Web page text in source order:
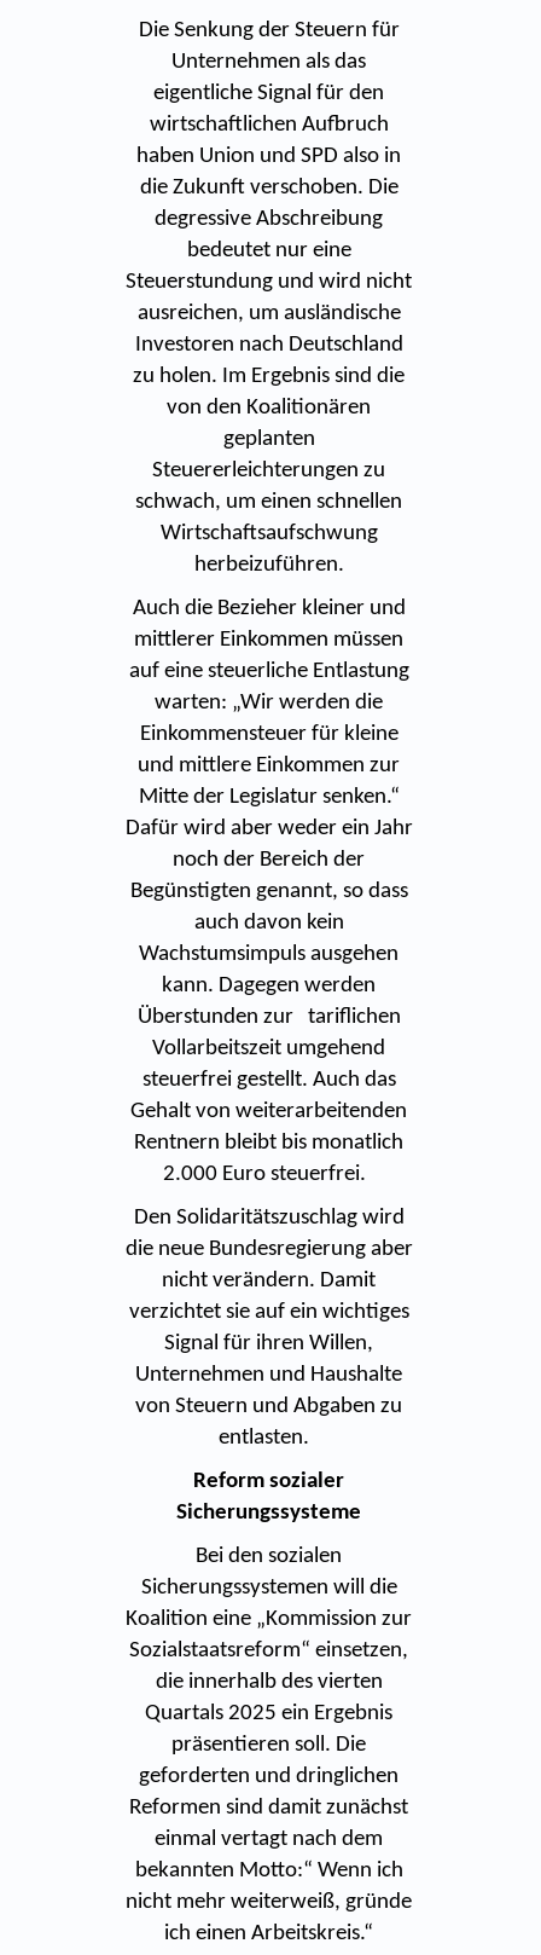
Die Senkung der Steuern für
Unternehmen als das
eigentliche Signal für den
wirtschaftlichen Aufbruch
haben Union und SPD also in
die Zukunft verschoben. Die
degressive Abschreibung
bedeutet nur eine
Steuerstundung und wird nicht
ausreichen, um ausländische
Investoren nach Deutschland
zu holen. Im Ergebnis sind die
von den Koalitionären
geplanten
Steuererleichterungen zu
schwach, um einen schnellen
Wirtschaftsaufschwung
herbeizuführen.
Auch die Bezieher kleiner und
mittlerer Einkommen müssen
auf eine steuerliche Entlastung
warten: „Wir werden die
Einkommensteuer für kleine
und mittlere Einkommen zur
Mitte der Legislatur senken.“
Dafür wird aber weder ein Jahr
noch der Bereich der
Begünstigten genannt, so dass
auch davon kein
Wachstumsimpuls ausgehen
kann. Dagegen werden
Überstunden zur tariflichen
Vollarbeitszeit umgehend
steuerfrei gestellt. Auch das
Gehalt von weiterarbeitenden
Rentnern bleibt bis monatlich
2.000 Euro steuerfrei.
Den Solidaritätszuschlag wird
die neue Bundesregierung aber
nicht verändern. Damit
verzichtet sie auf ein wichtiges
Signal für ihren Willen,
Unternehmen und Haushalte
von Steuern und Abgaben zu
entlasten.
Reform sozialer
Sicherungssysteme
Bei den sozialen
Sicherungssystemen will die
Koalition eine „Kommission zur
Sozialstaatsreform“ einsetzen,
die innerhalb des vierten
Quartals 2025 ein Ergebnis
präsentieren soll. Die
geforderten und dringlichen
Reformen sind damit zunächst
einmal vertagt nach dem
bekannten Motto:“ Wenn ich
nicht mehr weiterweiß, gründe
ich einen Arbeitskreis.“